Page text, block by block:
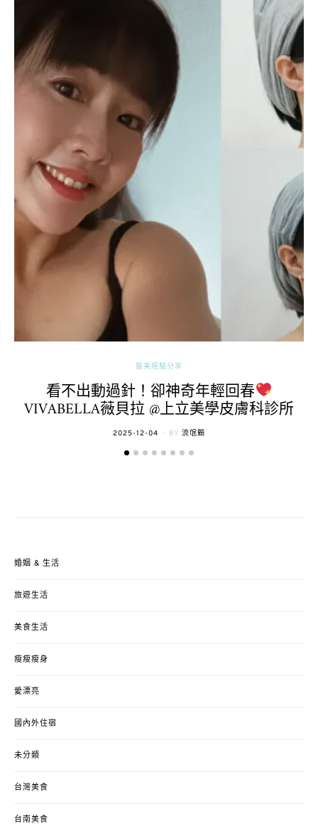
醫美經驗分享
看不出動過針！卻神奇年輕回春
VIVABELLA薇貝拉 @上立美學皮膚科診所
POSTED
2025-12-04 BY 流氓顆
婚姻 & 生活
旅遊生活
美食生活
瘦瘦瘦身
愛漂亮
國內外住宿
未分類
台灣美食
台南美食